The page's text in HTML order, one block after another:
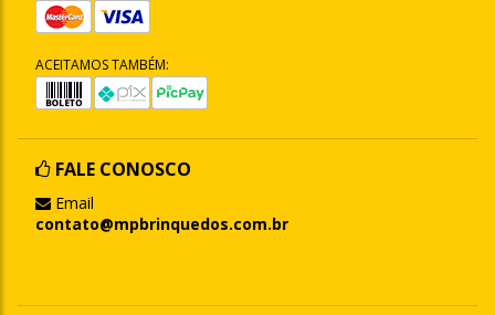
ACEITAMOS TAMBÉM:
FALE CONOSCO
Email
contato@mpbrinquedos.com.br